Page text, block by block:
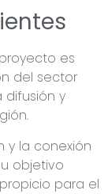
es
del sector
y
y la conexión
objetivo
para el